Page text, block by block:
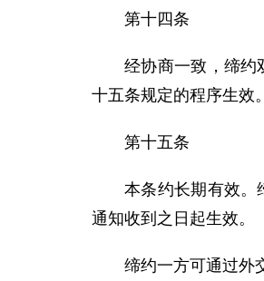
第十四条
经协商一致，缔约
十五条规定的程序生效。
第十五条
本条约长期有效。
通知收到之日起生效。
缔约一方可通过外